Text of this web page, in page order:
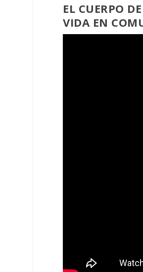
EL CUERPO
VIDA EN